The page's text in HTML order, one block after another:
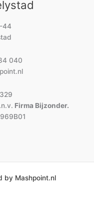
44
040
Firma Bijzonder.
by Mashpoint.nl